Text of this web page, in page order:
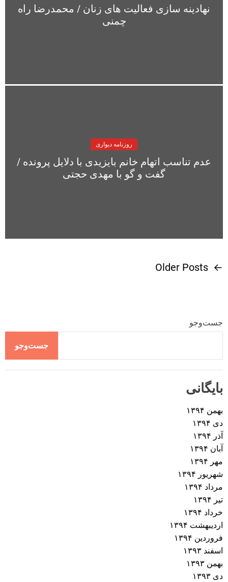
نهادینه سازی فعالیت های زنان / محمدرضا راه
چمنی
روزنامه دیواری
عدم تناسب اتهام خانم بایزیدی با دلایل پرونده /
گفت و گو با مهدی حجتی
ر
ه
ر
ی
ن
و
ش
ت
ه‌
ه
ا
←
Older Posts
جست‌وجو
جست‌وجو
بایگانی
بهمن ۱۳۹۴
دی ۱۳۹۴
آذر ۱۳۹۴
آبان ۱۳۹۴
مهر ۱۳۹۴
شهریور ۱۳۹۴
مرداد ۱۳۹۴
تیر ۱۳۹۴
خرداد ۱۳۹۴
اردیبهشت ۱۳۹۴
فروردین ۱۳۹۴
اسفند ۱۳۹۳
بهمن ۱۳۹۳
دی ۱۳۹۳